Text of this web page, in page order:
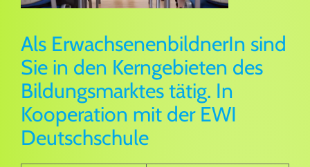
Als ErwachsenenbildnerIn sind
Sie in den Kerngebieten des
Bildungsmarktes tätig. In
Kooperation mit der EWI
Deutschschule